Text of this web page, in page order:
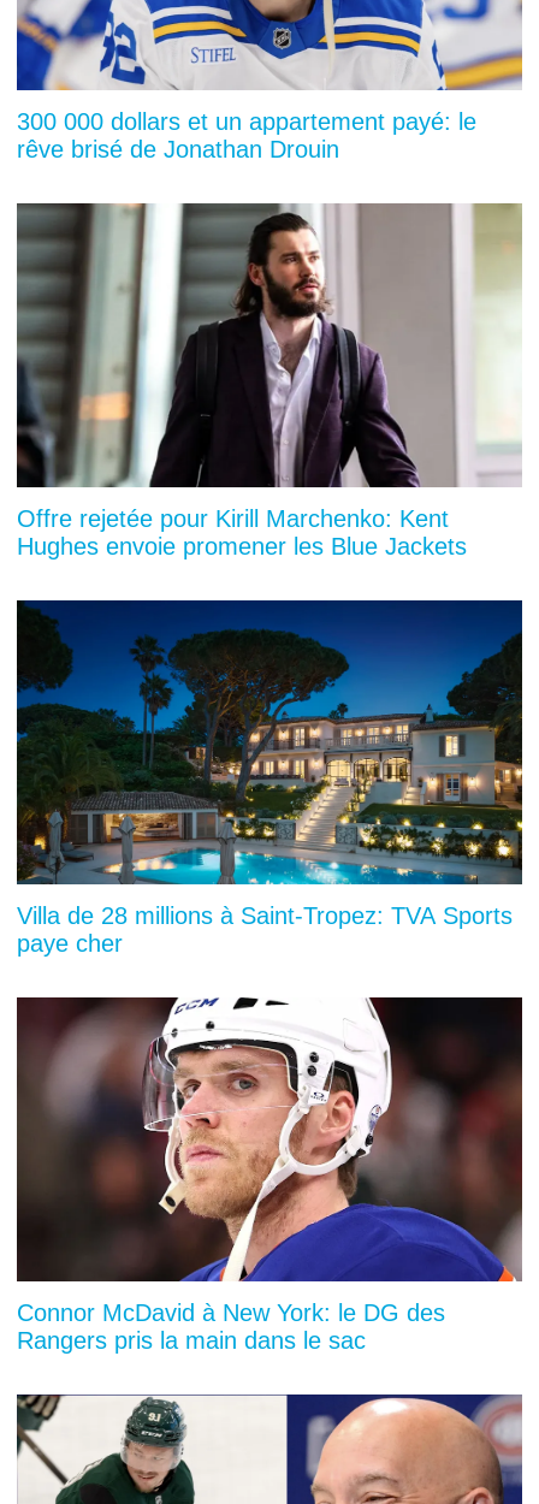
300 000 dollars et un appartement payé: le
rêve brisé de Jonathan Drouin
Offre rejetée pour Kirill Marchenko: Kent
Hughes envoie promener les Blue Jackets
Villa de 28 millions à Saint-Tropez: TVA Sports
paye cher
Connor McDavid à New York: le DG des
Rangers pris la main dans le sac